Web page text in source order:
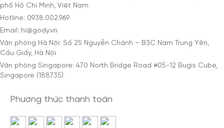
phố Hồ Chí Minh, Việt Nam
Hotline: 0938.002.969
Email: hi@gody.vn
Văn phòng Hà Nội: Số 25 Nguyễn Chánh – B3C Nam Trung Yên,
Cầu Giấy, Hà Nội
Văn phòng Singapore: 470 North Bridge Road #05-12 Bugis Cube,
Singapore (188735)
Phương thức thanh toán